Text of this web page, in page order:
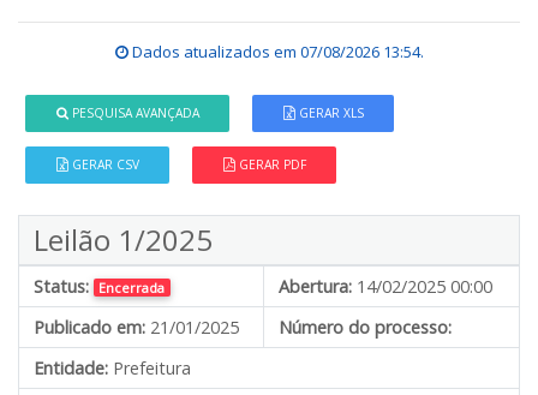
Dados atualizados em 07/08/2026 13:54.
PESQUISA AVANÇADA GERAR XLS
GERAR CSV GERAR PDF
Leilão 1/2025
Status: Encerrada Abertura: 14/02/2025 00:00
Publicado em: 21/01/2025
Número do processo:
Entidade: Prefeitura